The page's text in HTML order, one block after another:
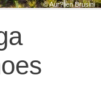
© Songa Africa